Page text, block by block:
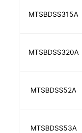
MTSBDSS315A
MTSBDSS320A
MTSBDSS52A
MTSBDSS53A